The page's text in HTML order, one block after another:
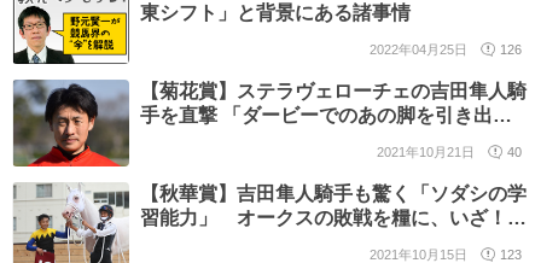
東シフト」と背景にある諸事情
2022年04月25日 126
【菊花賞】ステラヴェローチェの吉田隼人騎
手を直撃 「ダービーでのあの脚を引き出せ
2021年10月21日 40
【秋華賞】吉田隼人騎手も驚く「ソダシの学
習能力」 オークスの敗戦を糧に、いざ！ラ
2021年10月15日 123